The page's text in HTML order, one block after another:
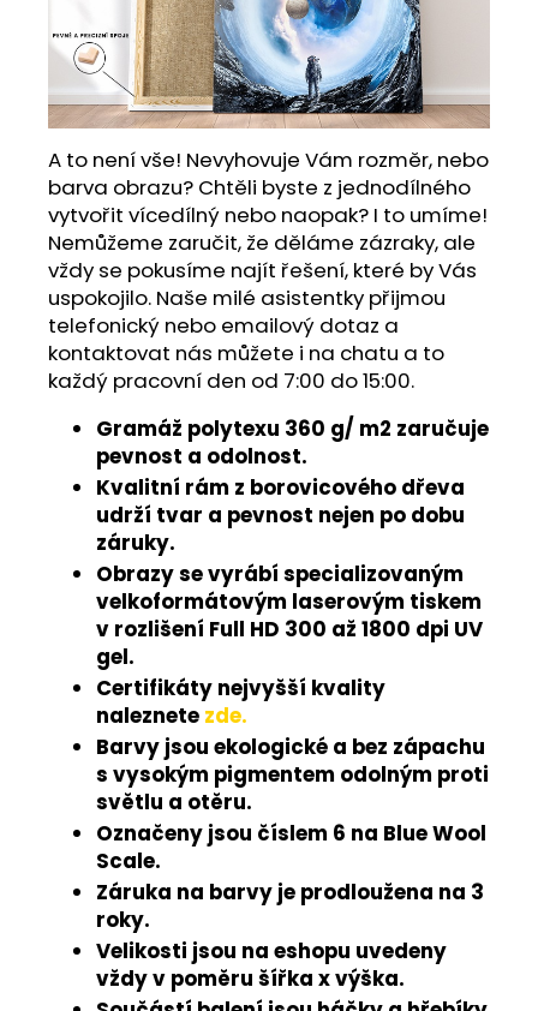
A to není vše! Nevyhovuje Vám rozměr, nebo
barva obrazu? Chtěli byste z jednodílného
vytvořit vícedílný nebo naopak? I to umíme!
Nemůžeme zaručit, že děláme zázraky, ale
vždy se pokusíme najít řešení, které by Vás
uspokojilo. Naše milé asistentky přijmou
telefonický nebo emailový dotaz a
kontaktovat nás můžete i na chatu a to
každý pracovní den od 7:00 do 15:00.
Gramáž polytexu 360 g/ m2 zaručuje
pevnost a odolnost.
Kvalitní rám z borovicového dřeva
udrží tvar a pevnost nejen po dobu
záruky.
Obrazy se vyrábí specializovaným
velkoformátovým laserovým tiskem
v rozlišení Full HD 300 až 1800 dpi UV
gel.
Certifikáty nejvyšší kvality
naleznete zde.
Barvy jsou ekologické a bez zápachu
s vysokým pigmentem odolným proti
světlu a otěru.
Označeny jsou číslem 6 na Blue Wool
Scale.
Záruka na barvy je prodloužena na 3
roky.
Velikosti jsou na eshopu uvedeny
vždy v poměru šířka x výška.